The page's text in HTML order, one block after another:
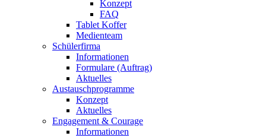
Konzept
FAQ
Tablet Koffer
Medienteam
Schülerfirma
Informationen
Formulare (Auftrag)
Aktuelles
Austauschprogramme
Konzept
Aktuelles
Engagement & Courage
Informationen